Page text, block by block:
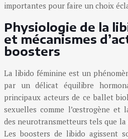
importantes pour faire un choix
Physiologie de la
et mécanismes
boosters
La libido féminine est un
par un délicat équilibre
principaux acteurs de ce ballet
sexuelles comme l’œstrogène et
des neurotransmetteurs tels que
Les boosters de libido agissent